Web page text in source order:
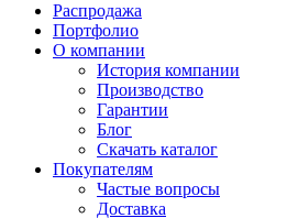
Распродажа
Портфолио
О компании
История компании
Производство
Гарантии
Блог
Скачать каталог
Покупателям
Частые вопросы
Доставка